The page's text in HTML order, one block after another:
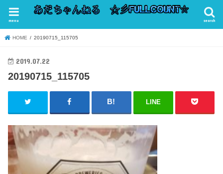
search
menu
HOME 20190715_115705
2019.07.22
20190715_115705
LINE